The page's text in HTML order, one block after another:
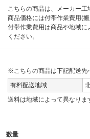
こちらの商品は、メーカー工
商品価格には付帯作業費用(
付帯作業費用は商品や地域
ください。
※こちらの商品は下記配送先
有料配送地域
送料は地域によって異なりま
数量